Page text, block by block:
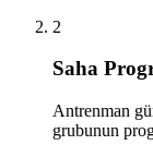
2
Saha
Antrenman
grubunun